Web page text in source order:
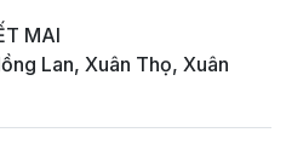
MAI
Lan, Xuân Thọ, Xuân